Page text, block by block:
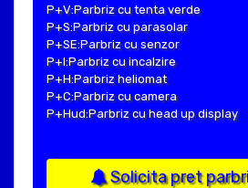
P+V:Parbriz cu tenta verde
P+S:Parbriz cu parasolar
P+SE:Parbriz cu senzor
P+I:Parbriz cu incalzire
P+H:Parbriz heliomat
P+C:Parbriz cu camera
P+Hud:Parbriz cu head up display
Solicita pret